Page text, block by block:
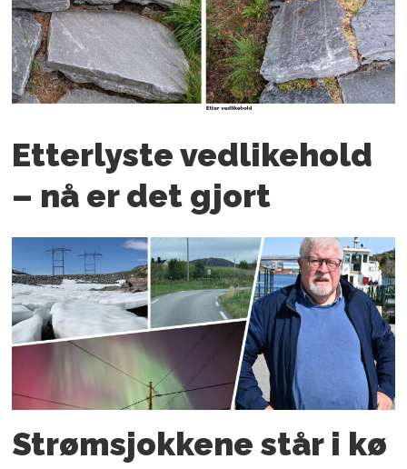
Etterlyste vedlikehold
– nå er det gjort
Strømsjokkene står i kø